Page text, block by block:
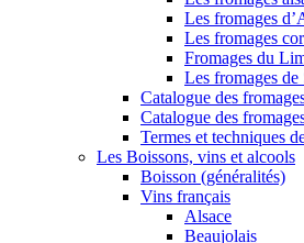
Les fromages
Les fromages
Fromages du
Les fromages de
Catalogue des
Catalogue des
Termes et techniques
Les Boissons, vins et alcools
Boisson (généralités)
Vins français
Alsace
Beaujolais